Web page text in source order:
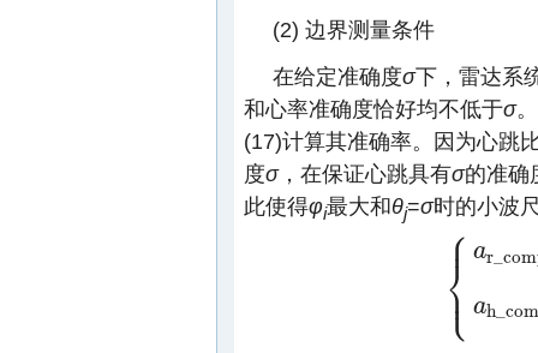
(2) 边界测量条件
在给定准确度σ下，雷达系
和心率准确度恰好均不低于σ
(17)计算其准确率。因为心跳
度σ，在保证心跳具有σ的准确
此使得φi最大和θj=σ时的小波
⎧
⎩
⎨⎪
⎪
ar _com
ah_co
{a